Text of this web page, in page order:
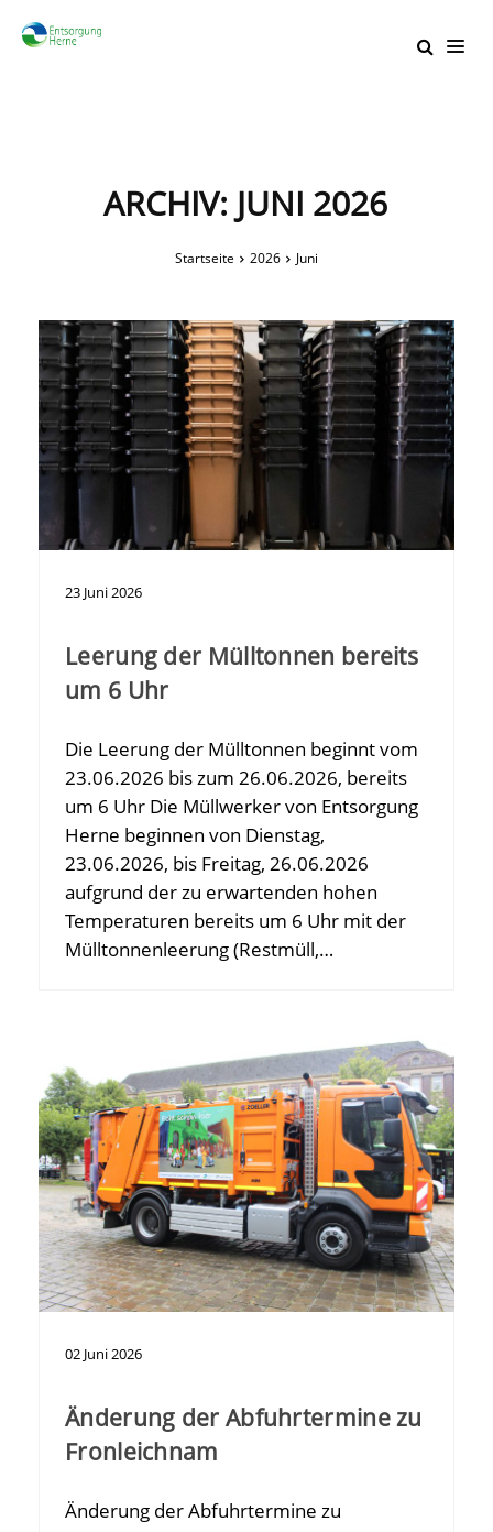
ARCHIV: JUNI 2026
Startseite 2026 Juni
23 Juni2026
Leerung der Mülltonnen bereits
um 6 Uhr
Die Leerung der Mülltonnen beginnt vom
23.06.2026 bis zum 26.06.2026, bereits
um 6 Uhr Die Müllwerker von Entsorgung
Herne beginnen von Dienstag,
23.06.2026, bis Freitag, 26.06.2026
aufgrund der zu erwartenden hohen
Temperaturen bereits um 6 Uhr mit der
Mülltonnenleerung (Restmüll,…
02 Juni2026
Änderung der Abfuhrtermine zu
Fronleichnam
Änderung der Abfuhrtermine zu